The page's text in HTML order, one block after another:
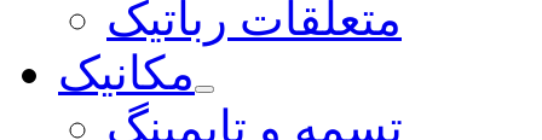
متعلقات رباتیک
مکانیک
تسمه و تایمینگ